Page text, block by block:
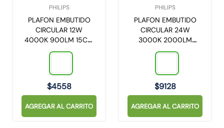
PHILIPS
PLAFON EMBUTIDO
CIRCULAR 12W
4000K 900LM 15CM
DL252
$4558
AGREGAR AL CARRITO
PHILIPS
PLAFON EMBUTIDO
CIRCULAR 24W
3000K 2000LM
30CM DL252
$9128
AGREGAR AL CARRITO